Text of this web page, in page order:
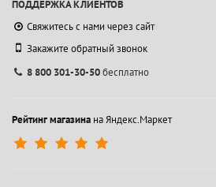
ПОДДЕРЖКА КЛИЕНТОВ
Свяжитесь с нами через сайт
Закажите обратный звонок
8 800 301-30-50бесплатно
Рейтинг магазина на Яндекс.Маркет